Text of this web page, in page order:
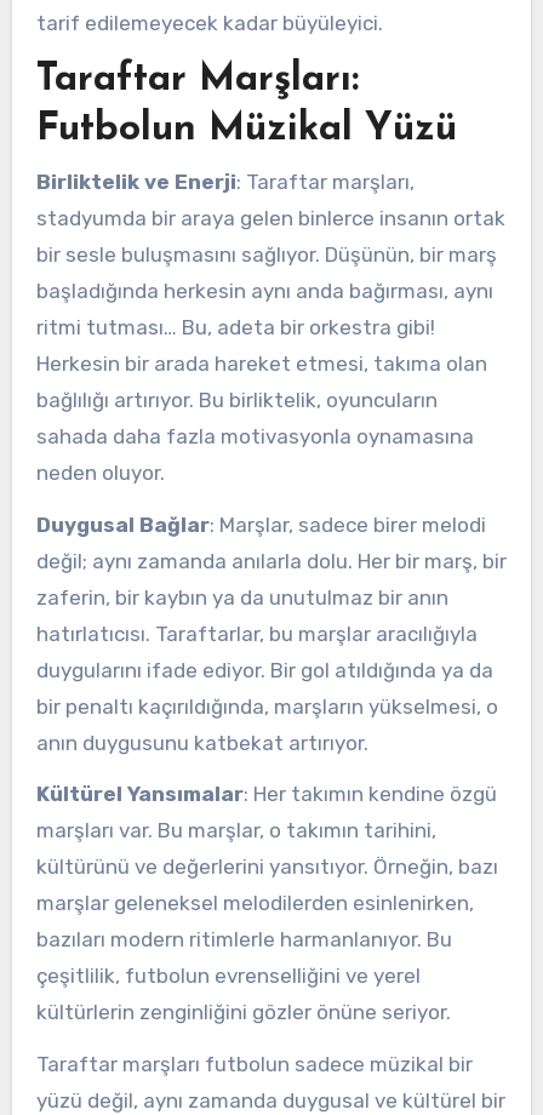
tarif edilemeyecek kadar büyüleyici.
Taraftar Marşları:
Futbolun Müzikal Yüzü
Birliktelik ve Enerji: Taraftar marşları,
stadyumda bir araya gelen binlerce insanın ortak
bir sesle buluşmasını sağlıyor. Düşünün, bir marş
başladığında herkesin aynı anda bağırması, aynı
ritmi tutması… Bu, adeta bir orkestra gibi!
Herkesin bir arada hareket etmesi, takıma olan
bağlılığı artırıyor. Bu birliktelik, oyuncuların
sahada daha fazla motivasyonla oynamasına
neden oluyor.
Duygusal Bağlar: Marşlar, sadece birer melodi
değil; aynı zamanda anılarla dolu. Her bir marş, bir
zaferin, bir kaybın ya da unutulmaz bir anın
hatırlatıcısı. Taraftarlar, bu marşlar aracılığıyla
duygularını ifade ediyor. Bir gol atıldığında ya da
bir penaltı kaçırıldığında, marşların yükselmesi, o
anın duygusunu katbekat artırıyor.
Kültürel Yansımalar: Her takımın kendine özgü
marşları var. Bu marşlar, o takımın tarihini,
kültürünü ve değerlerini yansıtıyor. Örneğin, bazı
marşlar geleneksel melodilerden esinlenirken,
bazıları modern ritimlerle harmanlanıyor. Bu
çeşitlilik, futbolun evrenselliğini ve yerel
kültürlerin zenginliğini gözler önüne seriyor.
Taraftar marşları futbolun sadece müzikal bir
yüzü değil, aynı zamanda duygusal ve kültürel bir